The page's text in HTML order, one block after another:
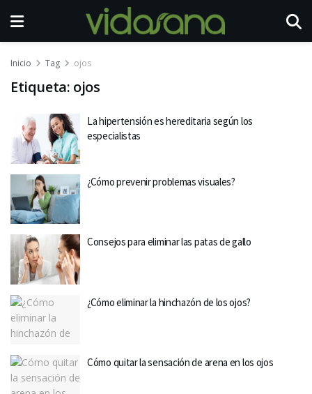
Inicio Tag ojos
Etiqueta: ojos
La hipertensión es hereditaria según los
especialistas
¿Cómo prevenir problemas visuales?
Consejos para eliminar las patas de gallo
¿Cómo eliminar la hinchazón de los ojos?
Cómo quitar la sensación de arena en los ojos